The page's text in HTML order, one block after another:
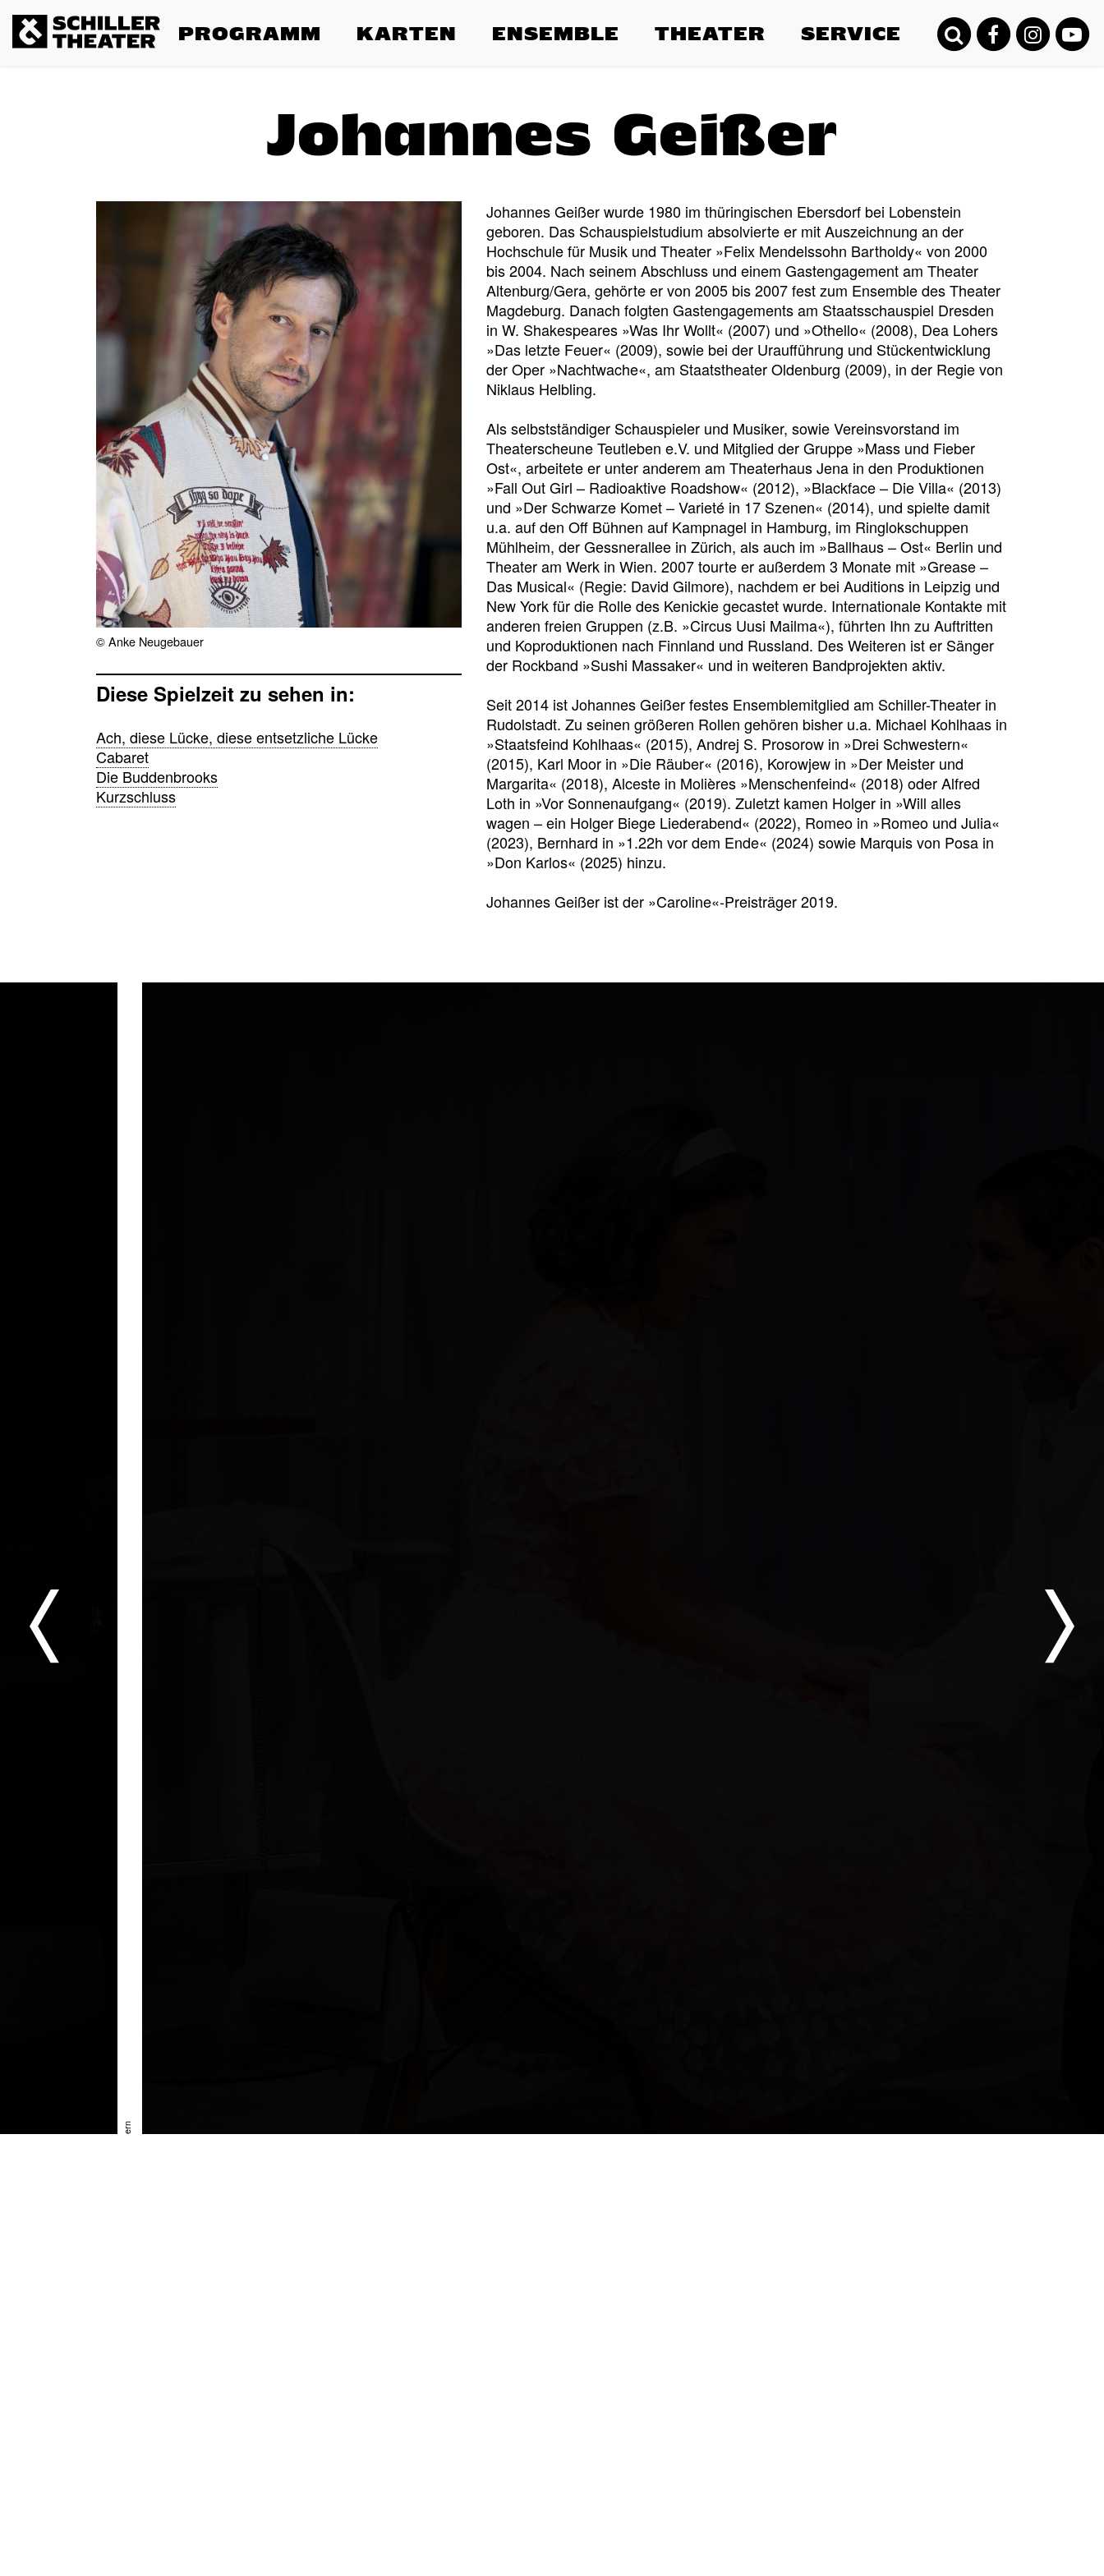
PROGRAMM KARTEN ENSEMBLE THEATER SERVICE
Johannes Geißer
© Anke Neugebauer
Diese Spielzeit zu sehen in:
Ach, diese Lücke, diese entsetzliche Lücke
Cabaret
Die Buddenbrooks
Kurzschluss
Johannes Geißer wurde 1980 im thüringischen Ebersdorf bei Lobenstein
geboren. Das Schauspielstudium absolvierte er mit Auszeichnung an der
Hochschule für Musik und Theater »Felix Mendelssohn Bartholdy« von 2000
bis 2004. Nach seinem Abschluss und einem Gastengagement am Theater
Altenburg/Gera, gehörte er von 2005 bis 2007 fest zum Ensemble des Theater
Magdeburg. Danach folgten Gastengagements am Staatsschauspiel Dresden
in W. Shakespeares »Was Ihr Wollt« (2007) und »Othello« (2008), Dea Lohers
»Das letzte Feuer« (2009), sowie bei der Uraufführung und Stückentwicklung
der Oper »Nachtwache«, am Staatstheater Oldenburg (2009), in der Regie von
Niklaus Helbling.
Als selbstständiger Schauspieler und Musiker, sowie Vereinsvorstand im
Theaterscheune Teutleben e.V. und Mitglied der Gruppe »Mass und Fieber
Ost«, arbeitete er unter anderem am Theaterhaus Jena in den Produktionen
»Fall Out Girl – Radioaktive Roadshow« (2012), »Blackface – Die Villa« (2013)
und »Der Schwarze Komet – Varieté in 17 Szenen« (2014), und spielte damit
u.a. auf den Off Bühnen auf Kampnagel in Hamburg, im Ringlokschuppen
Mühlheim, der Gessnerallee in Zürich, als auch im »Ballhaus – Ost« Berlin und
Theater am Werk in Wien. 2007 tourte er außerdem 3 Monate mit »Grease –
Das Musical« (Regie: David Gilmore), nachdem er bei Auditions in Leipzig und
New York für die Rolle des Kenickie gecastet wurde. Internationale Kontakte mit
anderen freien Gruppen (z.B. »Circus Uusi Mailma«), führten Ihn zu Auftritten
und Koproduktionen nach Finnland und Russland. Des Weiteren ist er Sänger
der Rockband »Sushi Massaker« und in weiteren Bandprojekten aktiv.
Seit 2014 ist Johannes Geißer festes Ensemblemitglied am Schiller-Theater in
Rudolstadt. Zu seinen größeren Rollen gehören bisher u.a. Michael Kohlhaas in
»Staatsfeind Kohlhaas« (2015), Andrej S. Prosorow in »Drei Schwestern«
(2015), Karl Moor in »Die Räuber« (2016), Korowjew in »Der Meister und
Margarita« (2018), Alceste in Molières »Menschenfeind« (2018) oder Alfred
Loth in »Vor Sonnenaufgang« (2019). Zuletzt kamen Holger in »Will alles
wagen – ein Holger Biege Liederabend« (2022), Romeo in »Romeo und Julia«
(2023), Bernhard in »1.22h vor dem Ende« (2024) sowie Marquis von Posa in
»Don Karlos« (2025) hinzu.
Johannes Geißer ist der »Caroline«-Preisträger 2019.